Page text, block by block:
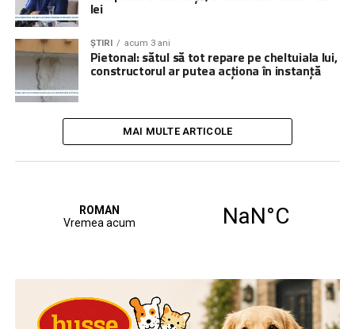
lei
ȘTIRI acum 3 ani
Pietonal: sătul să tot repare pe cheltuiala lui,
constructorul ar putea acționa în instanță
MAI MULTE ARTICOLE